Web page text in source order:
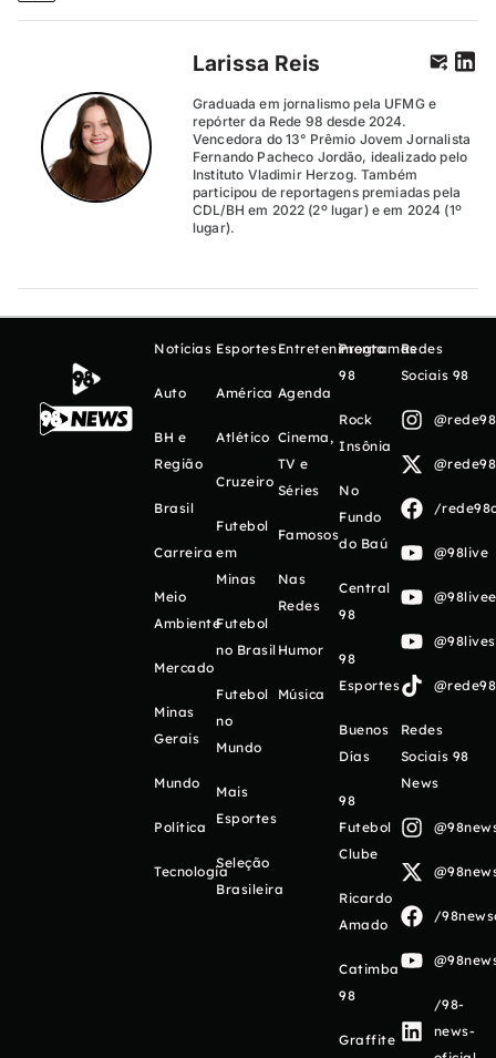
Larissa Reis
Graduada em jornalismo pela UFMG e
repórter da Rede 98 desde 2024.
Vencedora do 13° Prêmio Jovem Jornalista
Fernando Pacheco Jordão, idealizado pelo
Instituto Vladimir Herzog. Também
participou de reportagens premiadas pela
CDL/BH em 2022 (2º lugar) e em 2024 (1º
lugar).
Notícias
Auto
BH e
Região
Brasil
Carreira
Meio
Ambiente
Mercado
Minas
Gerais
Mundo
Política
Tecnologia
Esportes
América
Atlético
Cruzeiro
Futebol
em
Minas
Futebol
no Brasil
Futebol
no
Mundo
Mais
Esportes
Seleção
Brasileira
Entretenimento
Agenda
Cinema,
TV e
Séries
Famosos
Nas
Redes
Humor
Música
Programas
98
Rock
Insônia
No
Fundo
do Baú
Central
98
98
Esportes
Buenos
Días
98
Futebol
Clube
Ricardo
Amado
Catimba
98
Graffite
Redes
Sociais 98
/
@98live
Redes
Sociais 98
News
/
/98-
news-